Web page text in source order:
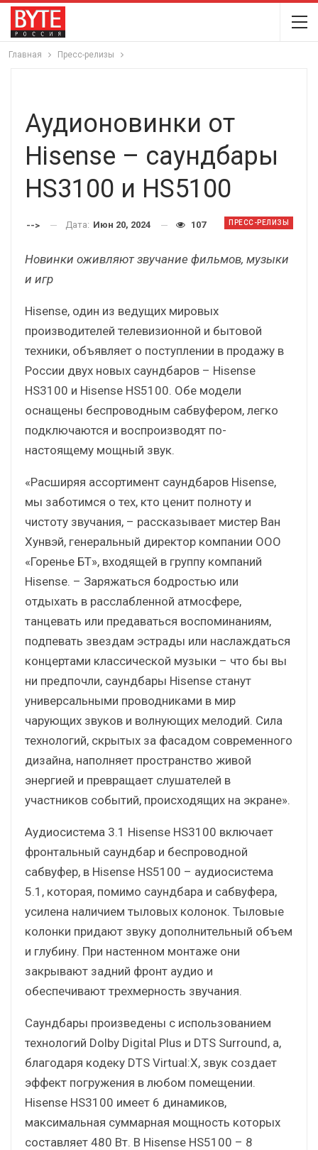
Главная Пресс-релизы
Aудионовинки от
Hisense – cаундбары
HS3100 и HS5100
ПРЕСС-РЕЛИЗЫ
--> Дата: Июн 20, 2024 107
Новинки оживляют звучание фильмов, музыки
и игр
Hisense, один из ведущих мировых
производителей телевизионной и бытовой
техники, объявляет о поступлении в продажу в
России двух новых саундбаров – Hisense
HS3100 и Hisense HS5100. Обе модели
оснащены беспроводным сабвуфером, легко
подключаются и воспроизводят по-
настоящему мощный звук.
«Расширяя ассортимент саундбаров Hisense,
мы заботимся о тех, кто ценит полноту и
чистоту звучания, – рассказывает мистер Ван
Хунвэй, генеральный директор компании ООО
«Горенье БТ», входящей в группу компаний
Hisense. – Заряжаться бодростью или
отдыхать в расслабленной атмосфере,
танцевать или предаваться воспоминаниям,
подпевать звездам эстрады или наслаждаться
концертами классической музыки – что бы вы
ни предпочли, саундбары Hisense станут
универсальными проводниками в мир
чарующих звуков и волнующих мелодий. Сила
технологий, скрытых за фасадом современного
дизайна, наполняет пространство живой
энергией и превращает слушателей в
участников событий, происходящих на экране».
Аудиосистема 3.1 Hisense HS3100 включает
фронтальный саундбар и беспроводной
сабвуфер, в Hisense HS5100 – аудиосистема
5.1, которая, помимо саундбара и сабвуфера,
усилена наличием тыловых колонок. Тыловые
колонки придают звуку дополнительный объем
и глубину. При настенном монтаже они
закрывают задний фронт аудио и
обеспечивают трехмерность звучания.
Саундбары произведены с использованием
технологий Dolby Digital Plus и DTS Surround, а,
благодаря кодеку DTS Virtual:X, звук создает
эффект погружения в любом помещении.
Hisense HS3100 имеет 6 динамиков,
максимальная суммарная мощность которых
составляет 480 Вт. В Hisense HS5100 – 8